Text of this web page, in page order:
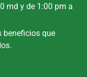
md y de 1:00 pm a
beneficios que